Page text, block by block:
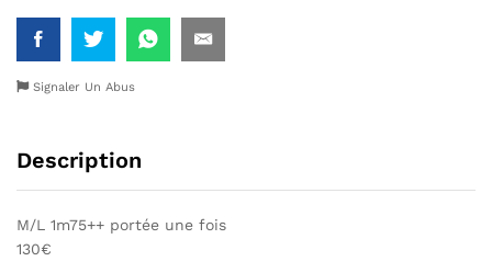
Signaler Un Abus
Description
M/L 1m75++ portée une fois
130€